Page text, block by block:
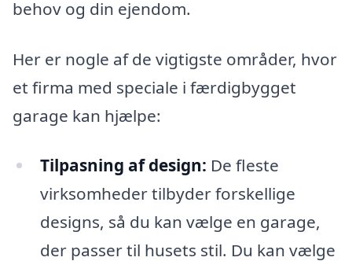
behov og din ejendom.
Her er nogle af de vigtigste områder, hvor
et firma med speciale i færdigbygget
garage kan hjælpe:
Tilpasning af design: De fleste
virksomheder tilbyder forskellige
designs, så du kan vælge en garage,
der passer til husets stil. Du kan vælge